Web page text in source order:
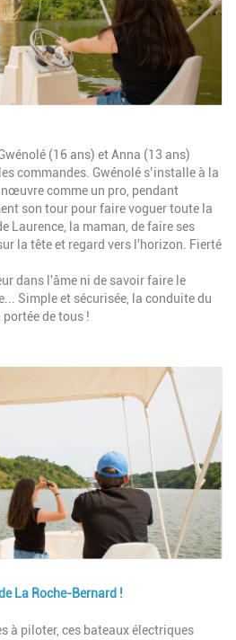
(16 ans) et Anna (13 ans)
commandes. Gwénolé s’installe à la
comme un pro, pendant
son tour pour faire voguer toute la
Laurence, la maman, de faire ses
la tête et regard vers l'horizon. Fierté
dans l'âme ni de savoir faire le
Simple et sécurisée, la conduite du
de tous !
La Roche-Bernard !
à piloter, ces bateaux électriques